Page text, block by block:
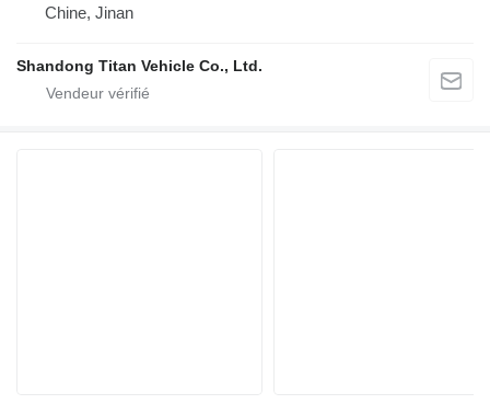
Chine, Jinan
Shandong Titan Vehicle Co., Ltd.